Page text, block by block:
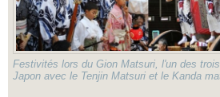
Festivités lors du Gion Matsuri, l'un des
Japon avec le Tenjin Matsuri et le Kanda